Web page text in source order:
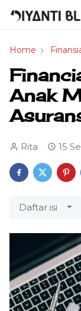
Home
Anak
Rita 15
Daftar isi